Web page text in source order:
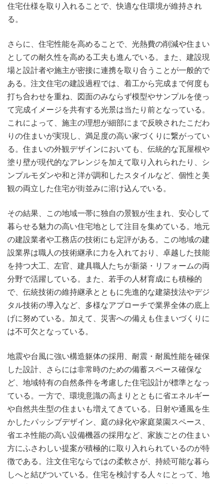
住宅仕様を取り入れることで、快適な住環境が維持され
る。
さらに、住宅性能を高めることで、光熱費の削減や住まい
としての耐久性を高める工夫も進んでいる。また、建設現
場と設計者や施主が密接に連携を取り合うことが一般的で
ある。注文住宅の建設過程では、着工から完成まで何度も
打ち合わせを重ね、図面のみならず模型やサンプルを使っ
て完成イメージを共有する光景は当たり前となっている。
これによって、施主の理想が細部にまで反映されたこだわ
りの住まいが実現し、満足度の高い家づくりに繋がってい
る。住まいの外観デザインにおいても、伝統的な瓦屋根や
塗り壁が現代的なアレンジを加えて取り入れられたり、シ
ンプルモダンや和と洋が調和したスタイルなど、個性と美
観の両立した住宅が街並みに溶け込んでいる。
その結果、この地域一帯に独自の景観が生まれ、安心して
暮らせる魅力の高い住宅地として注目を集めている。地元
の建設業者や工務店の技術にも定評がある。この地域の建
設業界は職人の技術継承に力を入れており、卓越した技能
を持つ大工、左官、建具職人たちが新築・リフォームの両
分野で活躍している。また、若手の人材育成にも積極的
で、伝統技術の維持継承とともに先進的な建築技法やデジ
タル技術の導入など、多様なアプローチで業界全体の底上
げに努めている。加えて、災害への備えも住まいづくりに
は不可欠となっている。
地震や台風に強い構造躯体の採用、耐震・耐風性能を確保
した設計、さらには非常時のための備蓄スペース確保な
ど、地域特有の自然条件を考慮した住宅設計が標準となっ
ている。一方で、環境意識の高まりとともに省エネルギー
や自然共生型の住まいも増えてきている。日射や通風を生
かしたパッシブデザイン、庭の緑化や家庭菜園スペース、
省エネ性能の高い設備機器の採用など、家族ごとの住まい
方にふさわしい提案が積極的に取り入れられているのが特
徴である。注文住宅ならではの柔軟さが、持続可能な暮ら
しへと結びついている。住宅を検討する人々にとって、地